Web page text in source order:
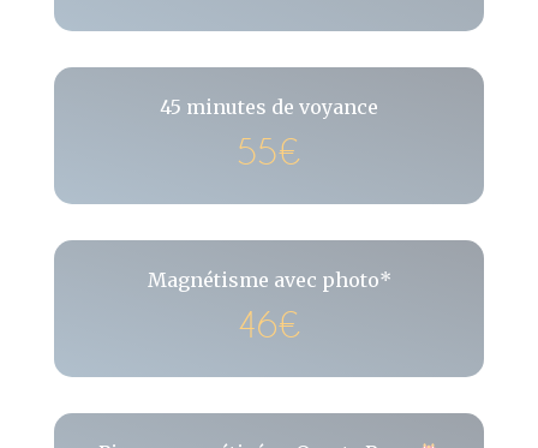
45 minutes de voyance
55€
Magnétisme avec photo*
46€